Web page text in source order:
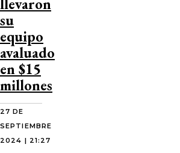
llevaron
su
equipo
avaluado
en $15
millones
27 DE
SEPTIEMBRE
2024 | 21:27